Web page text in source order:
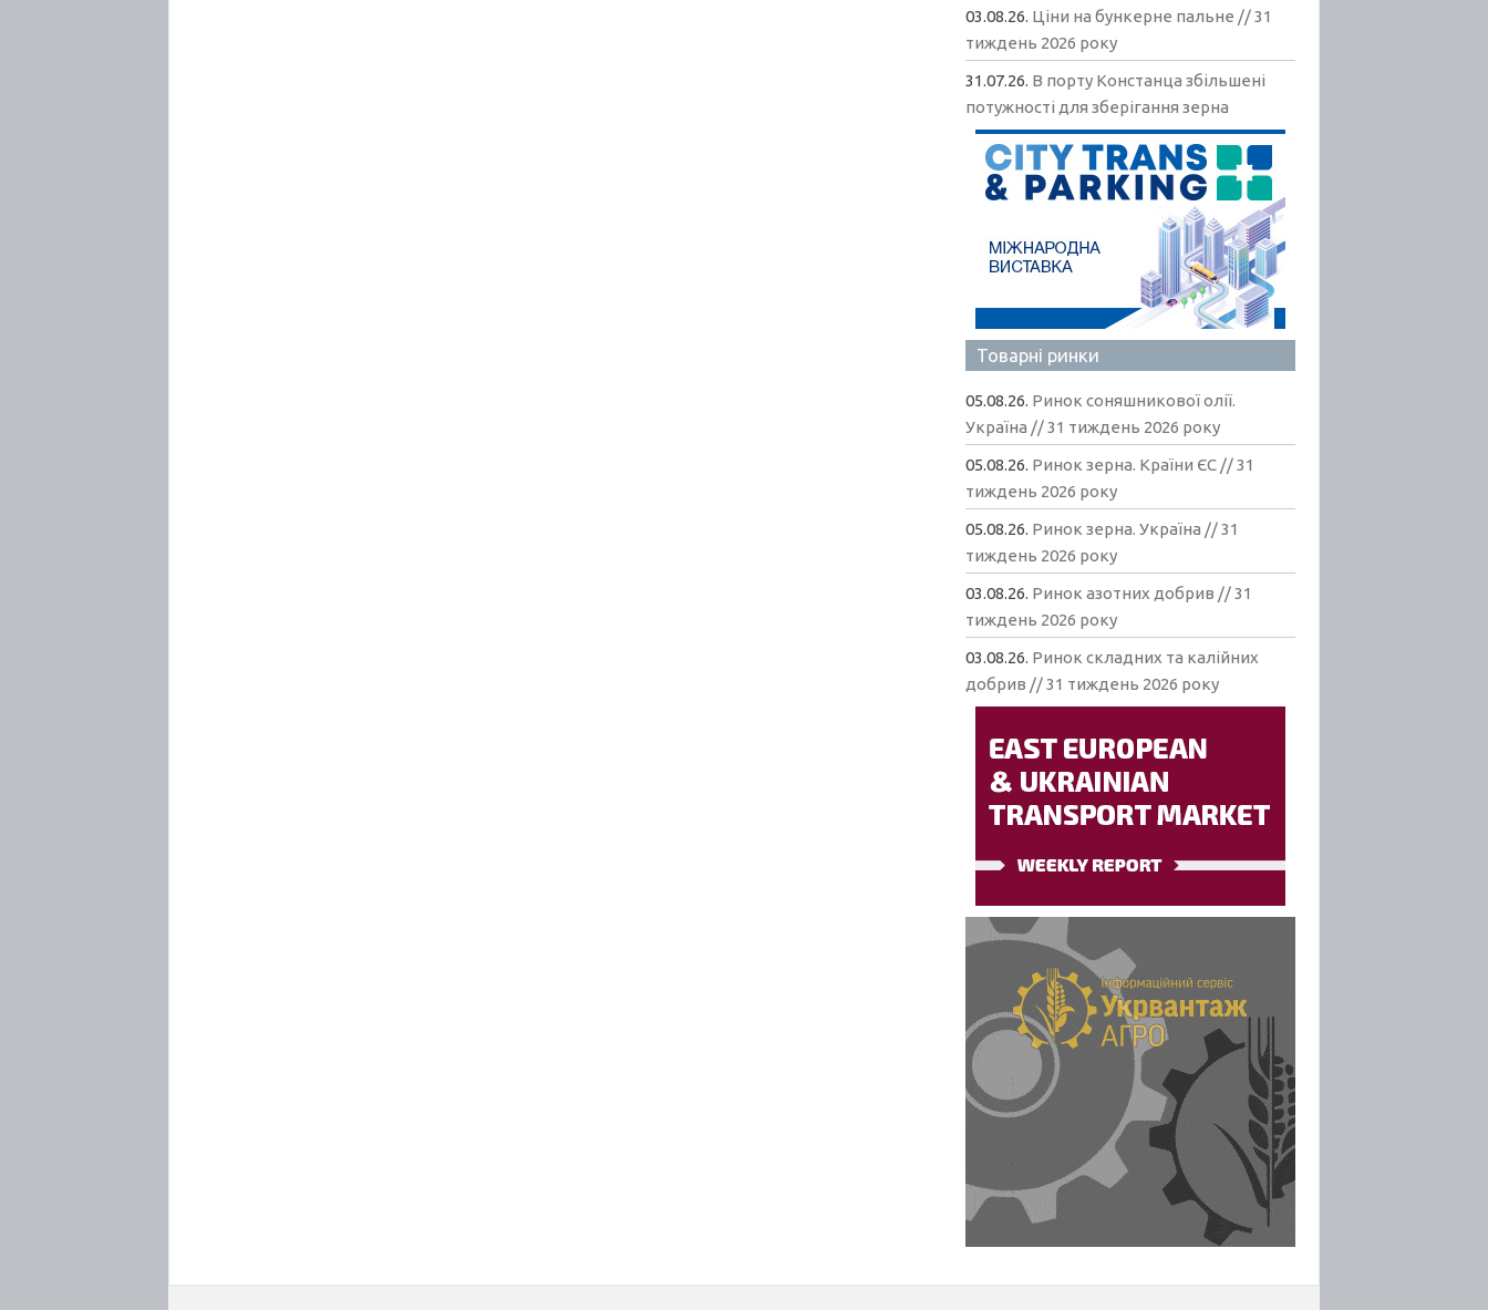
03.08.26. Ціни на бункерне пальне // 31
тиждень 2026 року
31.07.26. В порту Констанца збільшені
потужності для зберігання зерна
Товарні ринки
05.08.26. Ринок соняшникової олії.
Україна // 31 тиждень 2026 року
05.08.26. Ринок зерна. Країни ЄС // 31
тиждень 2026 року
05.08.26. Ринок зерна. Україна // 31
тиждень 2026 року
03.08.26. Ринок азотних добрив // 31
тиждень 2026 року
03.08.26. Ринок складних та калійних
добрив // 31 тиждень 2026 року